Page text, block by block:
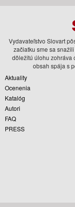
Vydavateľstvo Slovart
začiatku sme sa
dôležitú úlohu zohráva
obsah spája s
Aktuality
Ocenenia
Katalóg
Autori
FAQ
PRESS